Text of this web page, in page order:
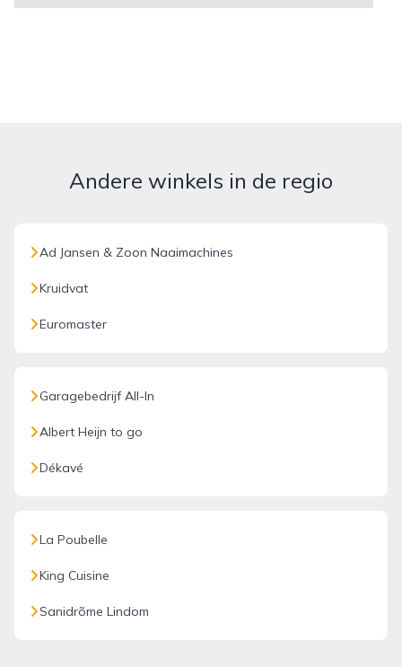
Andere winkels in de regio
Ad Jansen & Zoon Naaimachines
Kruidvat
Euromaster
Garagebedrijf All-In
Albert Heijn to go
Dékavé
La Poubelle
King Cuisine
Sanidrõme Lindom